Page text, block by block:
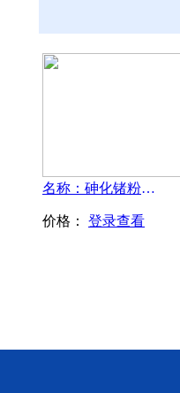
名称：砷化锗粉末-GeAs
价格： 登录查看